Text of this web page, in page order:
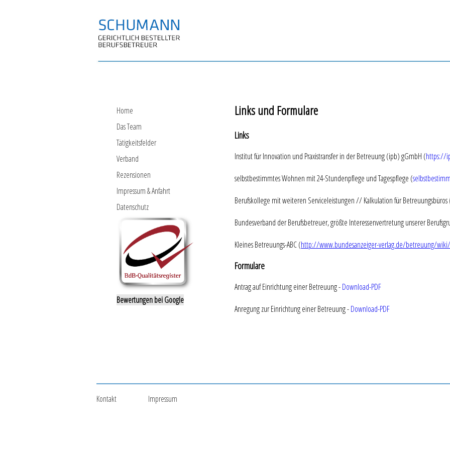
Home
Das Team
Tätigkeitsfelder
Verband
Rezensionen
Impressum & Anfahrt
Datenschutz
Bewertungen bei Google
Links und Formulare
Links
Institut für Innovation und Praxistransfer in der Betreuung (ipb) gGmbH (https://
selbstbestimmtes Wohnen mit 24-Stundenpflege und Tagespflege (
Berufskollege mit weiteren Serviceleistungen // Kalkulation für Betreuungsbüros
Bundesverband der Berufsbetreuer, größte Interessenvertretung unserer
Kleines Betreuungs-ABC (http://www.bundesanzeiger-verlag.de/betreuung/
Formulare
Antrag auf Einrichtung einer Betreuung -Download-PDF
Anregung zur Einrichtung einer Betreuung -Download-PDF
Kontakt Impressum